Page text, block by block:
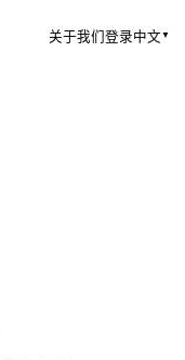
关于我们登录中文 ▼